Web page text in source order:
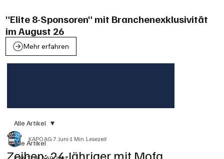
"Elite 8-Sponsoren" mit Branchenexklusivität
im August 26
Mehr erfahren
Alle Artikel
Alle Artikel
Zeihen: 24-Jähriger mit Mofa
KAPO AG7. Juni1 Min. Lesezeit